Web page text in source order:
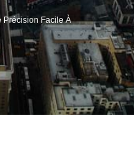
Précision Facile À